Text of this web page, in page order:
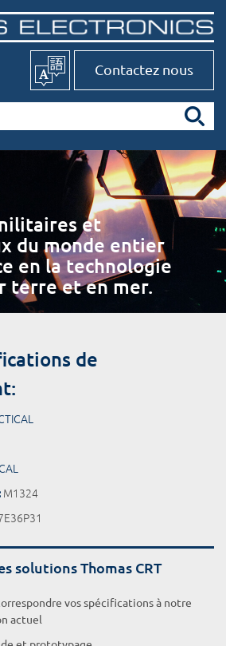
Contactez nous
et
du monde entier
en la technologie
terre et en mer.
de
M1324
solutions Thomas CRT
vos spécifications à notre
actuel